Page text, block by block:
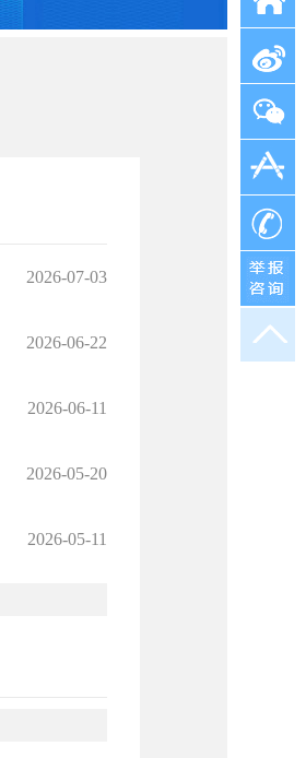
2026-07-03
2026-06-22
2026-06-11
2026-05-20
2026-05-11